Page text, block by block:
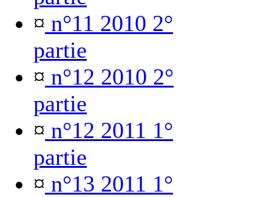
¤ n°11 2010 2°
partie
¤ n°12 2010 2°
partie
¤ n°12 2011 1°
partie
¤ n°13 2011 1°